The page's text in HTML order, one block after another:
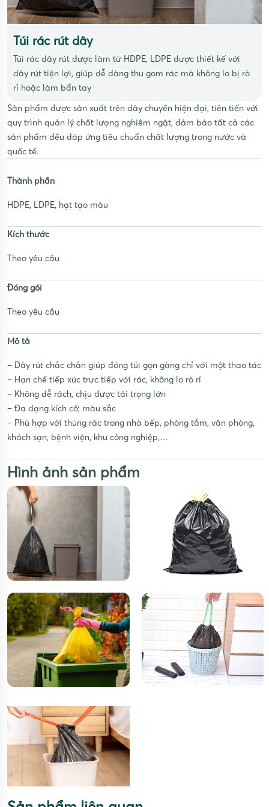
Túi rác rút dây
Túi rác dây rút được làm từ HDPE, LDPE được thiết kế với
dây rút tiện lợi, giúp dễ dàng thu gom rác mà không lo bị rò
rỉ hoặc làm bẩn tay
Sản phẩm được sản xuất trên dây chuyền hiện đại, tiên tiến với
quy trình quản lý chất lượng nghiêm ngặt, đảm bảo tất cả các
sản phẩm đều đáp ứng tiêu chuẩn chất lượng trong nước và
quốc tế.
Thành phần
HDPE, LDPE, hạt tạo màu
Kích thước
Theo yêu cầu
Đóng gói
Theo yêu cầu
Mô tả
– Dây rút chắc chắn giúp đóng túi gọn gàng chỉ với một thao tác
– Hạn chế tiếp xúc trực tiếp với rác, không lo rò rỉ
– Không dễ rách, chịu được tải trọng lớn
– Đa dạng kích cỡ, màu sắc
– Phù hợp với thùng rác trong nhà bếp, phòng tắm, văn phòng,
khách sạn, bệnh viện, khu công nghiệp,…
Hình ảnh sản phẩm